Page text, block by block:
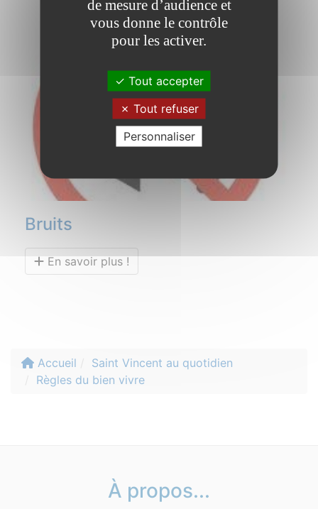
Bruits
En savoir plus !
Accueil
Saint Vincent au quotidien
Règles du bien vivre
À propos...
de mesure d’audience et
vous donne le contrôle
pour les activer.
Tout accepter
Tout refuser
Personnaliser